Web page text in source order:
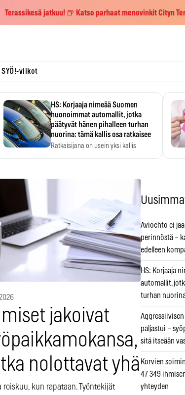
Terassikesä jatkuu! 🍺 Katso parhaat menovinkit Cityn
SYÖ!-viikot
HS: Korjaaja nimeää Suomen
huonoimmat automallit, jotka
päätyvät hänen pihalleen turhan
nuorina: tämä kallis osa ratkaisee
Ratkaisijana on usein yksi kallis
jakoivat
nolottavat yhä
roiskuu, kun rapataan. Työntekijät
Avioehto ei
perinnöstä –
edelleen
HS: Korjaaja
automallit,
turhan
paljastui –
sitä itseään
Korvien
47 349
yhteyden